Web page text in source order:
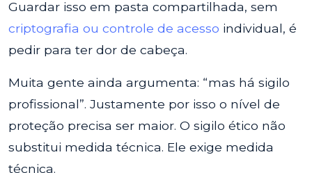
Guardar isso em pasta compartilhada, sem
criptografia ou controle de acesso individual, é
pedir para ter dor de cabeça.
Muita gente ainda argumenta: “mas há sigilo
profissional”. Justamente por isso o nível de
proteção precisa ser maior. O sigilo ético não
substitui medida técnica. Ele exige medida
técnica.